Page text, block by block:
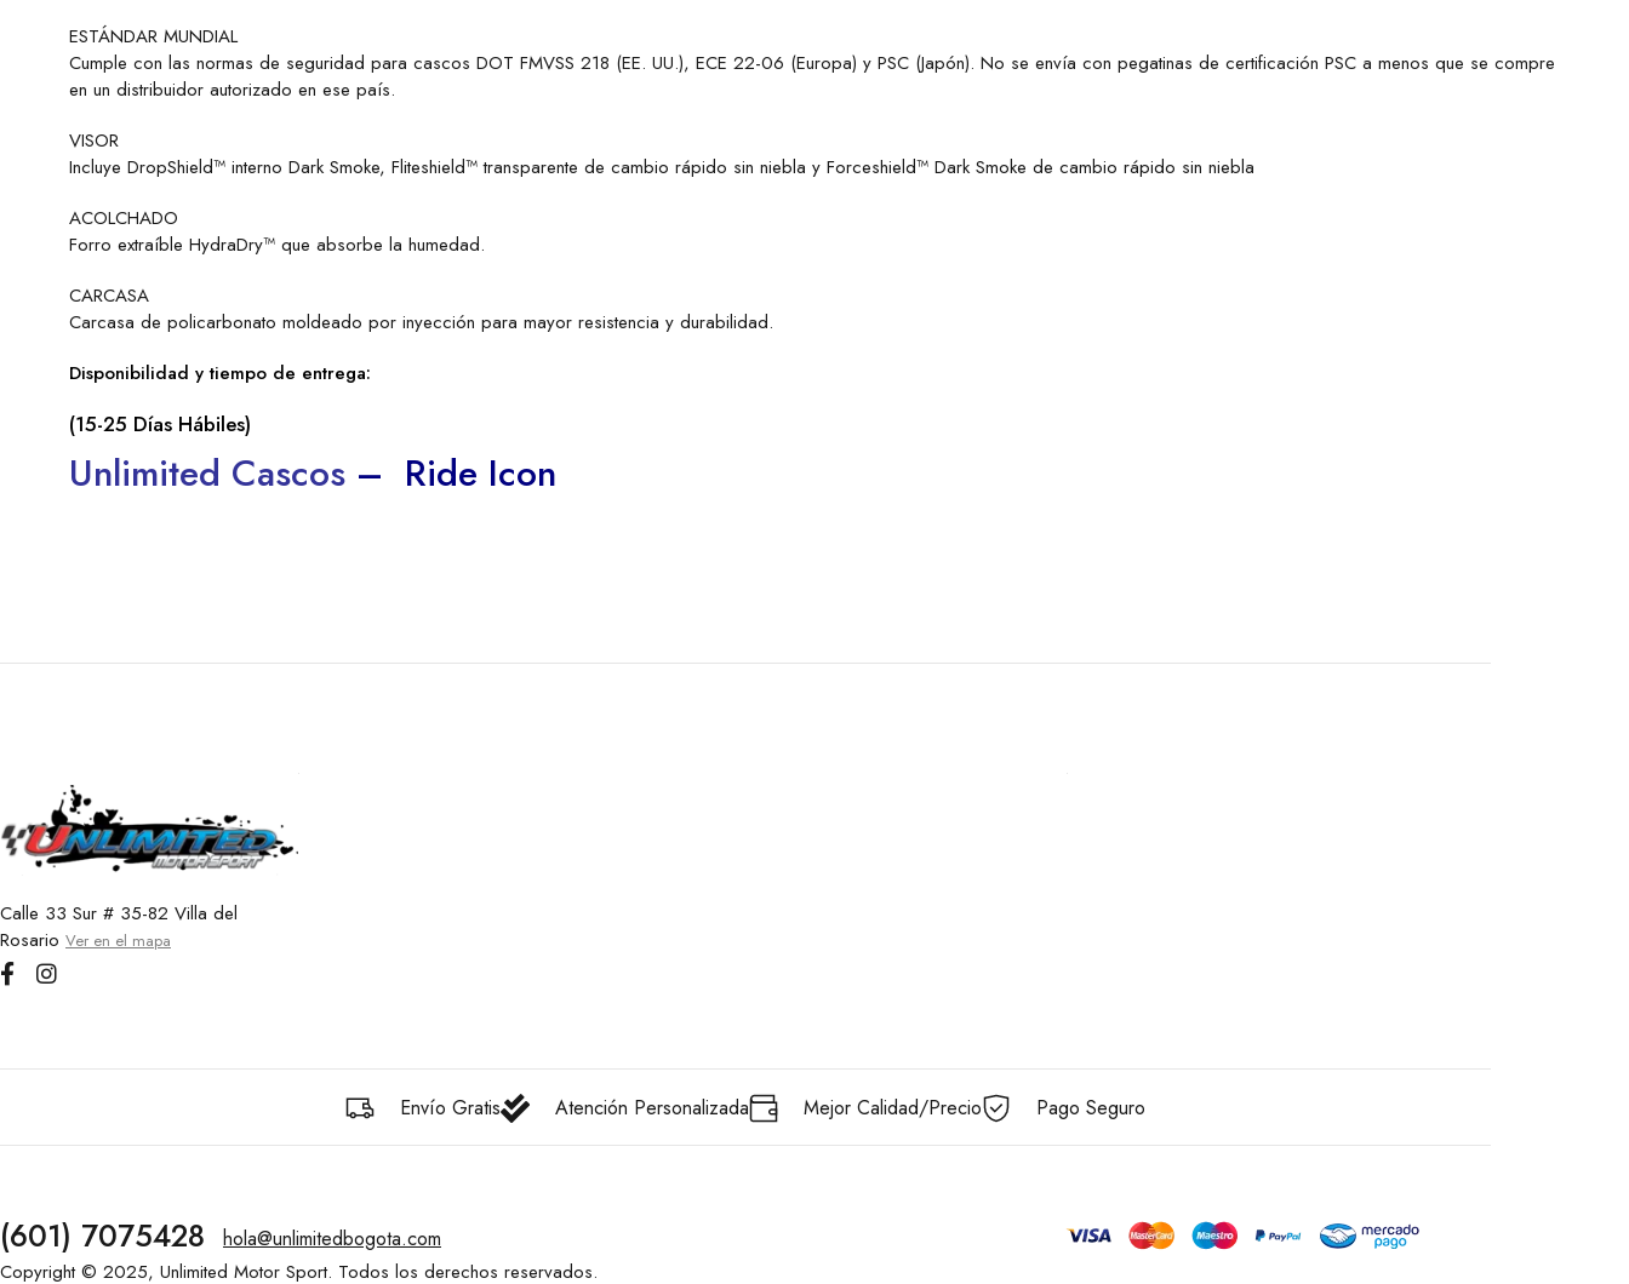
ESTÁNDAR MUNDIAL
Cumple con las normas de seguridad para cascos DOT FMVSS 218 (EE. UU.), ECE 22-06 (Europa) y PSC (Japón). No se envía con pegatinas de certificación PSC a menos que se compre
en un distribuidor autorizado en ese país.
VISOR
Incluye DropShield™ interno Dark Smoke, Fliteshield™ transparente de cambio rápido sin niebla y Forceshield™ Dark Smoke de cambio rápido sin niebla
ACOLCHADO
Forro extraíble HydraDry™ que absorbe la humedad.
CARCASA
Carcasa de policarbonato moldeado por inyección para mayor resistencia y durabilidad.
Disponibilidad y tiempo de entrega:
(15-25 Días Hábiles)
Unlimited Cascos – Ride Icon
Calle 33 Sur # 35-82 Villa del
Rosario Ver en el mapa
Envío Gratis Atención Personalizada Mejor Calidad/Precio Pago Seguro
(601) 7075428 hola@unlimitedbogota.com
Copyright © 2025, Unlimited Motor Sport. Todos los derechos reservados.